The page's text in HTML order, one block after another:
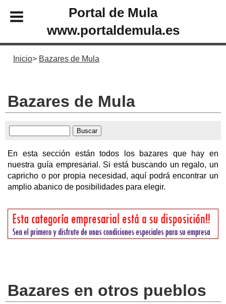
Portal de Mula
www.portaldemula.es
Inicio Bazares de Mula
Bazares de Mula
En esta sección están todos los bazares que hay en
nuestra guía empresarial. Si está buscando un regalo, un
capricho o por propia necesidad, aquí podrá encontrar un
amplio abanico de posibilidades para elegir.
Bazares en otros pueblos